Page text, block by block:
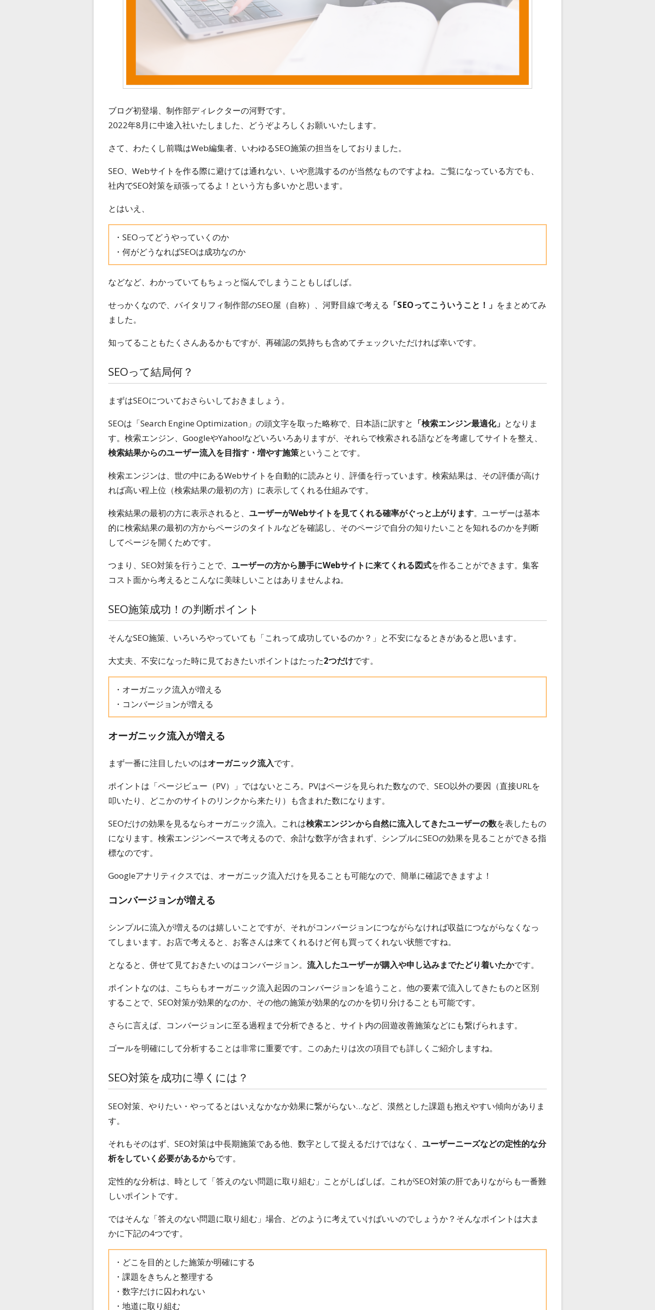
ブログ初登場、制作部ディレクターの河野です。
2022年8月に中途入社いたしました、どうぞよろしくお願いいたします。
さて、わたくし前職はWeb編集者、いわゆるSEO施策の担当をしておりました。
SEO、Webサイトを作る際に避けては通れない、いや意識するのが当然なものですよね。ご覧になっている方でも、
社内でSEO対策を頑張ってるよ！という方も多いかと思います。
とはいえ、
・SEOってどうやっていくのか
・何がどうなればSEOは成功なのか
などなど、わかっていてもちょっと悩んでしまうこともしばしば。
せっかくなので、バイタリフィ制作部のSEO屋（自称）、河野目線で考える 「SEOってこういうこと！」 をまとめてみ
ました。
知ってることもたくさんあるかもですが、再確認の気持ちも含めてチェックいただければ幸いです。
SEOって結局何？
まずはSEOについておさらいしておきましょう。
SEOは「Search Engine Optimization」の頭文字を取った略称で、日本語に訳すと 「検索エンジン最適化」 となりま
す。検索エンジン、GoogleやYahoo!などいろいろありますが、それらで検索される語などを考慮してサイトを整え、
検索結果からのユーザー流入を目指す・増やす施策ということです。
検索エンジンは、世の中にあるWebサイトを自動的に読みとり、評価を行っています。検索結果は、その評価が高け
れば高い程上位（検索結果の最初の方）に表示してくれる仕組みです。
検索結果の最初の方に表示されると、 ユーザーがWebサイトを見てくれる確率がぐっと上がります。ユーザーは基本
的に検索結果の最初の方からページのタイトルなどを確認し、そのページで自分の知りたいことを知れるのかを判断
してページを開くためです。
つまり、SEO対策を行うことで、 ユーザーの方から勝手にWebサイトに来てくれる図式を作ることができます。集客
コスト面から考えるとこんなに美味しいことはありませんよね。
SEO施策成功！の判断ポイント
そんなSEO施策、いろいろやっていても「これって成功しているのか？」と不安になるときがあると思います。
大丈夫、不安になった時に見ておきたいポイントはたった2つだけです。
・オーガニック流入が増える
・コンバージョンが増える
オーガニック流入が増える
まず一番に注目したいのはオーガニック流入です。
ポイントは「ページビュー（PV）」ではないところ。PVはページを見られた数なので、SEO以外の要因（直接URLを
叩いたり、どこかのサイトのリンクから来たり）も含まれた数になります。
SEOだけの効果を見るならオーガニック流入。これは検索エンジンから自然に流入してきたユーザーの数を表したもの
になります。検索エンジンベースで考えるので、余計な数字が含まれず、シンプルにSEOの効果を見ることができる指
標なのです。
Googleアナリティクスでは、オーガニック流入だけを見ることも可能なので、簡単に確認できますよ！
コンバージョンが増える
シンプルに流入が増えるのは嬉しいことですが、それがコンバージョンにつながらなければ収益につながらなくなっ
てしまいます。お店で考えると、お客さんは来てくれるけど何も買ってくれない状態ですね。
となると、併せて見ておきたいのはコンバージョン。 流入したユーザーが購入や申し込みまでたどり着いたかです。
ポイントなのは、こちらもオーガニック流入起因のコンバージョンを追うこと。他の要素で流入してきたものと区別
することで、SEO対策が効果的なのか、その他の施策が効果的なのかを切り分けることも可能です。
さらに言えば、コンバージョンに至る過程まで分析できると、サイト内の回遊改善施策などにも繋げられます。
ゴールを明確にして分析することは非常に重要です。このあたりは次の項目でも詳しくご紹介しますね。
SEO対策を成功に導くには？
SEO対策、やりたい・やってるとはいえなかなか効果に繋がらない…など、漠然とした課題も抱えやすい傾向がありま
す。
それもそのはず、SEO対策は中長期施策である他、数字として捉えるだけではなく、 ユーザーニーズなどの定性的な分
析をしていく必要があるからです。
定性的な分析は、時として「答えのない問題に取り組む」ことがしばしば。これがSEO対策の肝でありながらも一番難
しいポイントです。
ではそんな「答えのない問題に取り組む」場合、どのように考えていけばいいのでしょうか？そんなポイントは大ま
かに下記の4つです。
・どこを目的とした施策か明確にする
・課題をきちんと整理する
・数字だけに囚われない
・地道に取り組む